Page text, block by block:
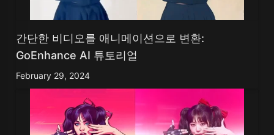
간단한 비디오를 애니메이션으로 변환:
GoEnhance AI 튜토리얼
February 29, 2024